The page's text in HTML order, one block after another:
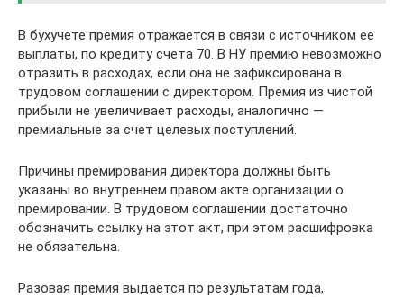
В бухучете премия отражается в связи с источником ее
выплаты, по кредиту счета 70. В НУ премию невозможно
отразить в расходах, если она не зафиксирована в
трудовом соглашении с директором. Премия из чистой
прибыли не увеличивает расходы, аналогично —
премиальные за счет целевых поступлений.
Причины премирования директора должны быть
указаны во внутреннем правом акте организации о
премировании. В трудовом соглашении достаточно
обозначить ссылку на этот акт, при этом расшифровка
не обязательна.
Разовая премия выдается по результатам года,